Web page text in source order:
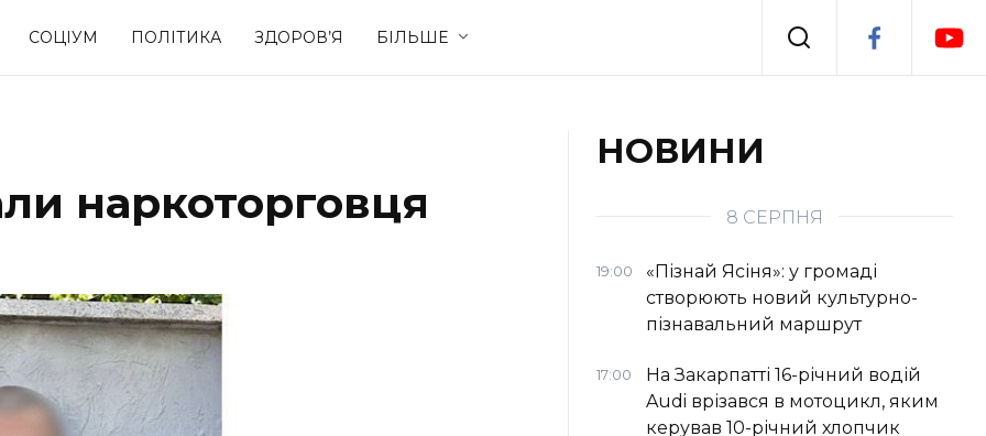
СОЦІУМ ПОЛІТИКА ЗДОРОВ’Я БІЛЬШЕ
Події
Спорт Стиль життя
наркоторговця
НОВИНИ
8 СЕРПНЯ
19:00
«Пізнай Ясіня»: у громаді
створюють новий культурно-
пізнавальний маршрут
17:00
На Закарпатті 16-річний водій
Audi врізався в мотоцикл, яким
керував 10-річний хлопчик